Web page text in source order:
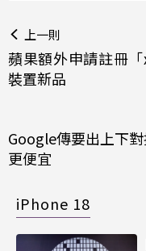
上一則
蘋果額外申請註冊
裝置新品
Google傳要出上下
更便宜
iPhone 18